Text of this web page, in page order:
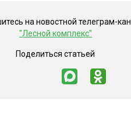
на новостной телеграм-
"Лесной комплекс"
Поделиться статьей